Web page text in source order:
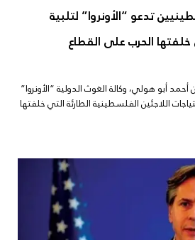
تدعو “الأونروا” لتلبية
خلفتها الحرب على القطاع
أبو هولي، وكالة الغوث الدولية “الأونروا”
اللاجئين الفلسطينية الطارئة التي خلفتها